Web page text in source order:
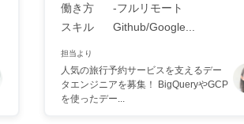
働き方
-フルリモート
スキル
Github/Google...
担当より
人気の旅行予約サービスを支えるデー
タエンジニアを募集！ BigQueryやGCP
を使ったデー...